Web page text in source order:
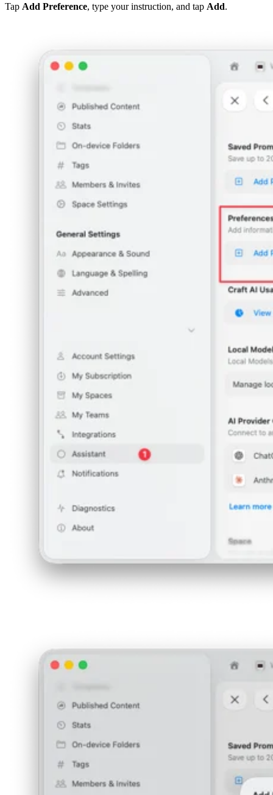
Tap Add Preference, type your instruction, and tap Add.